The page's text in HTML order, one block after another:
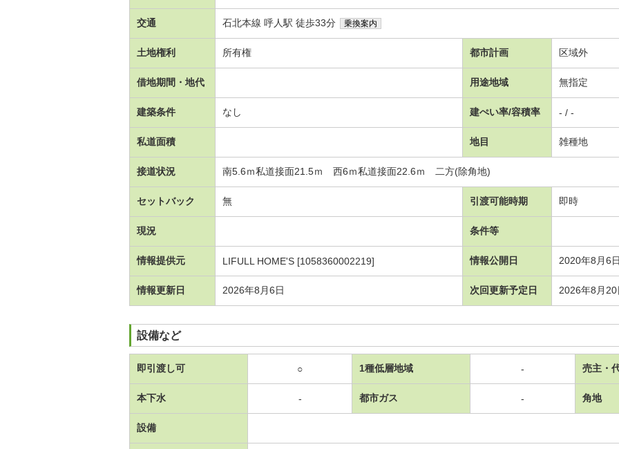
交通 石北本線 呼人駅 徒歩33分 乗換案内
土地権利 所有権 都市計画 区域外
借地期間・地代 用途地域 無指定
建築条件 なし 建ぺい率/容積率 - / -
私道面積 地目 雑種地
接道状況 南5.6ｍ私道接面21.5ｍ 西6ｍ私道接面22.6ｍ 二方(除角地)
セットバック 無 引渡可能時期 即時
現況 条件等
情報提供元 LIFULL HOME'S [1058360002219] 情報公開日 2020年8月6日
情報更新日 2026年8月6日 次回更新予定日 2026年8月20
設備など
即引渡し可 ○ 1種低層地域 - 売主・
本下水 - 都市ガス - 角地
設備